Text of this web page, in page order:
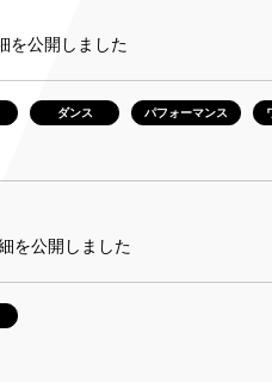
を公開しました
ダンス パフォーマンス
を公開しました